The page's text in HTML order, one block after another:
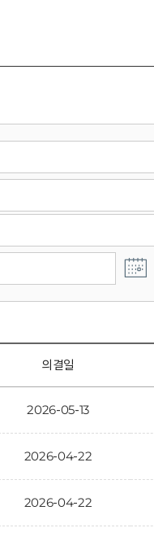
의결일
2026-05-13
2026-04-22
2026-04-22